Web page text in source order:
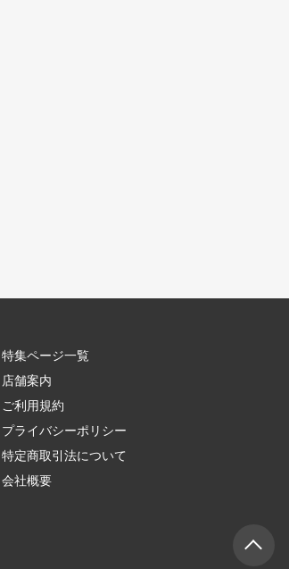
特集ページ一覧
店舗案内
ご利用規約
プライバシーポリシー
特定商取引法について
会社概要